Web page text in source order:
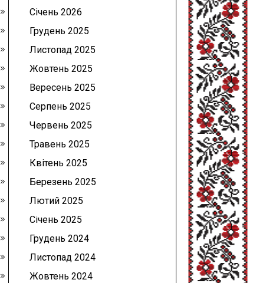
Січень 2026
Грудень 2025
Листопад 2025
Жовтень 2025
Вересень 2025
Серпень 2025
Червень 2025
Травень 2025
Квітень 2025
Березень 2025
Лютий 2025
Січень 2025
Грудень 2024
Листопад 2024
Жовтень 2024